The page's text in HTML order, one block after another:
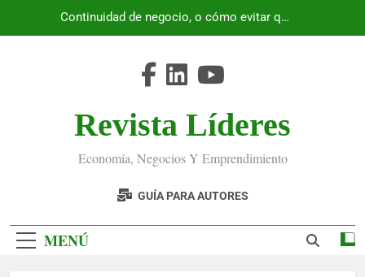
Continuidad de negocio, o cómo evitar que
Revista Líderes
Economía, Negocios Y Emprendimiento
GUÍA PARA AUTORES
MENÚ